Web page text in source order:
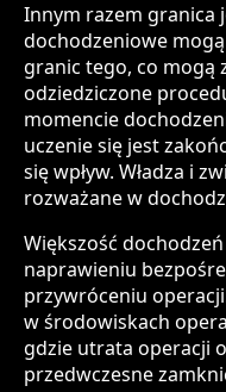
Innym razem granica
dochodzeniowe
granic tego, co mogą
odziedziczone
momencie
uczenie się jest
się wpływ. Władza i
rozważane w
Większość
naprawieniu
przywróceniu
w środowiskach
gdzie utrata operacji
przedwczesne